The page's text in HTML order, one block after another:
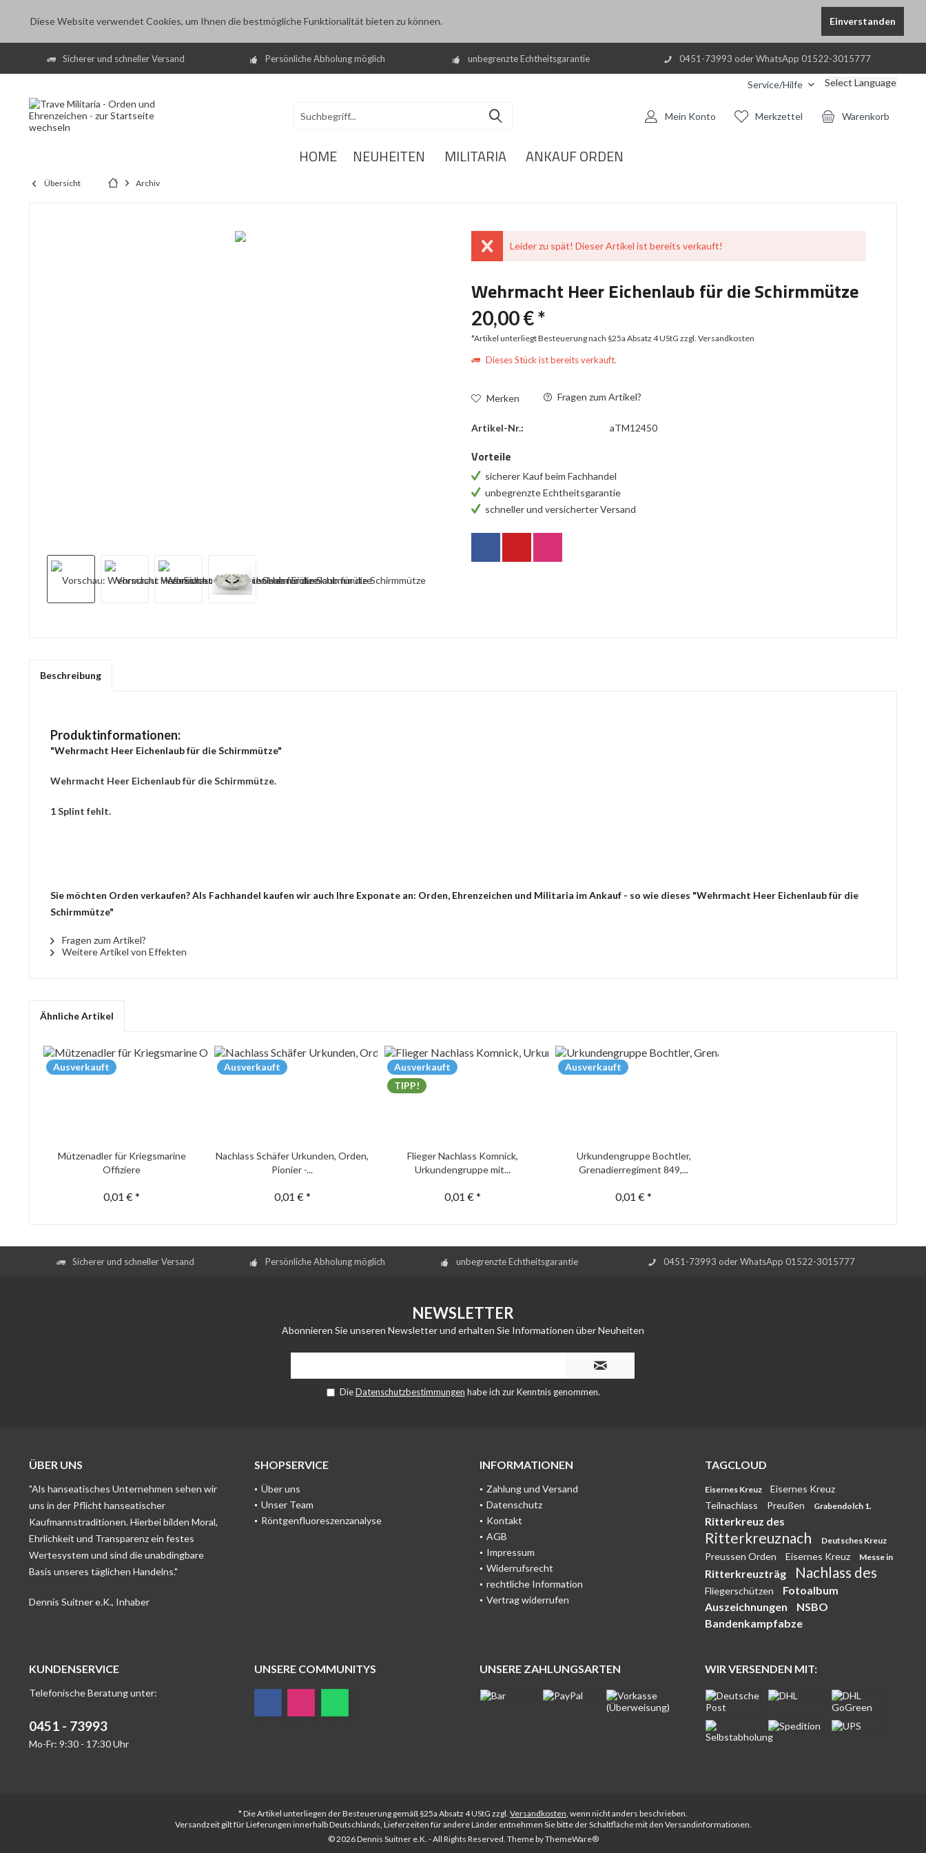
Diese Website verwendet Cookies, um Ihnen die bestmögliche Funktionalität bieten zu können. Einverstanden
Sicherer und schneller Versand Persönliche Abholung möglich unbegrenzte Echtheitsgarantie 0451-73993 oder WhatsApp 01522-3015777
Service/Hilfe Select Language
Warenkorb
Merkzettel
Mein Konto
HOME NEUHEITEN MILITARIA ANKAUF ORDEN
Übersicht Archiv
Leider zu spät! Dieser Artikel ist bereits verkauft!
Wehrmacht Heer Eichenlaub für die Schirmmütze
20,00 € *
*Artikel unterliegt Besteuerung nach §25a Absatz 4 UStGzzgl. Versandkosten
Dieses Stück ist bereits verkauft.
Merken Fragen zum Artikel?
Artikel-Nr.: aTM12450
Vorteile
sicherer Kauf beim Fachhandel
unbegrenzte Echtheitsgarantie
schneller und versicherter Versand
Beschreibung
Produktinformationen:
"Wehrmacht Heer Eichenlaub für die Schirmmütze"
Wehrmacht Heer Eichenlaub für die Schirmmütze.
1 Splint fehlt.
Sie möchten Orden verkaufen? Als Fachhandel kaufen wir auch Ihre Exponate an: Orden, Ehrenzeichen und Militaria im Ankauf - so wie dieses "Wehrmacht Heer Eichenlaub für die
Schirmmütze"
Fragen zum Artikel?
Weitere Artikel von Effekten
Ähnliche Artikel
Ausverkauft
Mützenadler für Kriegsmarine
Offiziere
0,01 € *
Ausverkauft
Nachlass Schäfer Urkunden, Orden,
Pionier -...
0,01 € *
Ausverkauft
TIPP!
Flieger Nachlass Komnick,
Urkundengruppe mit...
0,01 € *
Ausverkauft
Urkundengruppe Bochtler,
Grenadierregiment 849,...
0,01 € *
Sicherer und schneller Versand Persönliche Abholung möglich unbegrenzte Echtheitsgarantie 0451-73993 oder WhatsApp 01522-3015777
NEWSLETTER
Abonnieren Sie unseren Newsletter und erhalten Sie Informationen über Neuheiten
DieDatenschutzbestimmungen habe ich zur Kenntnis genommen.
ÜBER UNS
"Als hanseatisches Unternehmen sehen wir
uns in der Pflicht hanseatischer
Kaufmannstraditionen. Hierbei bilden Moral,
Ehrlichkeit und Transparenz ein festes
Wertesystem und sind die unabdingbare
Basis unseres täglichen Handelns."
Dennis Suitner e.K., Inhaber
SHOPSERVICE
Über uns
Unser Team
Röntgenfluoreszenzanalyse
INFORMATIONEN
Zahlung und Versand
Datenschutz
Kontakt
AGB
Impressum
Widerrufsrecht
rechtliche Information
Vertrag widerrufen
TAGCLOUD
Eisernes Kreuz
Eisernes Kreuz
Teilnachlass
Preußen Grabendolch 1.
Ritterkreuz des
Ritterkreuznach Deutsches Kreuz
Preussen Orden Eisernes Kreuz Messe in
Ritterkreuzträg Nachlass des
Fliegerschützen
Fotoalbum
Auszeichnungen
NSBO
Bandenkampfabze
KUNDENSERVICE
Telefonische Beratung unter:
0451 - 73993
Mo-Fr: 9:30 - 17:30 Uhr
UNSERE COMMUNITYS UNSERE ZAHLUNGSARTEN WIR VERSENDEN MIT:
* Die Artikel unterliegen der Besteuerung gemäß §25a Absatz 4 UStG zzgl. Versandkosten, wenn nicht anders beschrieben.
Versandzeit gilt für Lieferungen innerhalb Deutschlands, Lieferzeiten für andere Länder entnehmen Sie bitte der Schaltfläche mit den Versandinformationen.
© 2026 Dennis Suitner e.K. - All Rights Reserved. Theme byThemeWare®